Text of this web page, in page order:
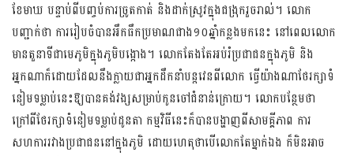
ខែមាឃ បន្ទាប់ពីបញ្ចប់ការច្រូតកាត់ និងដាក់ស្រូវ​ក្នុងជង្រុក​រួច​រាល់​។​ លោក
បញ្ជាក់ថា ការរៀបចំបានអឹកធឹកប្រមាណជាង១០ឆ្នាំកន្លងមកនេះ នៅពេលលោក
មានតួនាទីជាមេភូមិក្នុងភូមិបង្កោង។ លោក​តែង​​​តែ​អប់រំប្រជាជនក្នុងភូមិ និង
អ្នកណា​ក៏ដោយដែលនឹងក្លាយជាអ្នកដឹកនាំបន្តវេនពី​លោក ធ្វើយ៉ាងណាថែរក្សា​ទំ​
នៀម​ទម្លាប់នេះ​ឱ្យបាន​គង់​វង្ស​សម្រាប់​កូនចៅជំនាន់ក្រោយ។ លោក​បន្ថែមថា
ក្រៅពីថែរក្សាទំនៀមទម្លាប់ដូនតា កម្មវិធីនេះក៏បានបង្ហាញពីសាមគ្គីភាព ការ
សហការ​រវាង​ប្រជាជន​នៅក្នុងភូមិ ដោយហេតុថាបើលោកតែម្នាក់ឯង ក៏មិនអាច